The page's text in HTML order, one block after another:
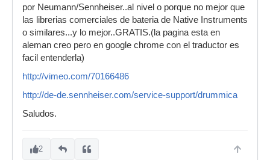
por Neumann/Sennheiser..al nivel o porque no mejor que
las librerias comerciales de bateria de Native Instruments
o similares...y lo mejor..GRATIS.(la pagina esta en
aleman creo pero en google chrome con el traductor es
facil entenderla)
http://vimeo.com/70166486
http://de-de.sennheiser.com/service-support/drummica
Saludos.
2